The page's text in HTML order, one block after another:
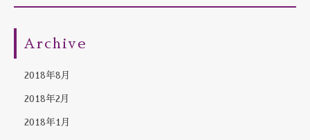
Archive
2018年8月
2018年2月
2018年1月